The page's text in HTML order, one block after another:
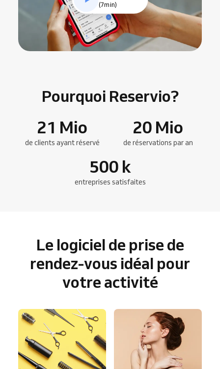
(7min)
Pourquoi Reservio?
21 Mio
de clients ayant réservé
20 Mio
de réservations par an
500 k
entreprises satisfaites
Le logiciel de prise de
rendez-vous idéal pour
votre activité